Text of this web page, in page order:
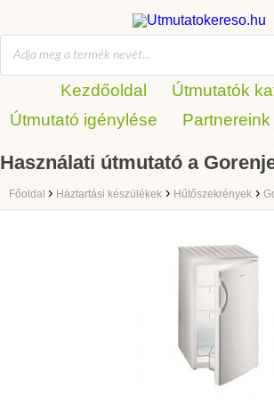
Kezdőoldal
Útmutatók
Útmutató igénylése
Partnereink
Használati útmutató a
Főoldal › Háztartási készülékek › Hűtőszekrények ›